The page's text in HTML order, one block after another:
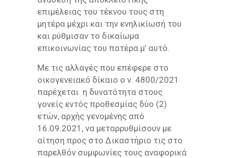
επιμέλειας του τέκνου τους στη
μητέρα μέχρι και την ενηλικίωσή του
και ρύθμισαν το δικαίωμα
επικοινωνίας του πατέρα μ’ αυτό.
Με τις αλλαγές που επέφερε στο
οικογενειακό δίκαιο ο ν. 4800/2021
παρέχεται η δυνατότητα στους
γονείς εντός προθεσμίας δύο (2)
ετών, αρχής γενομένης από
16.09.2021, να μεταρρυθμίσουν με
αίτηση προς στο Δικαστήριο τις στο
παρελθόν συμφωνίες τους αναφορικά